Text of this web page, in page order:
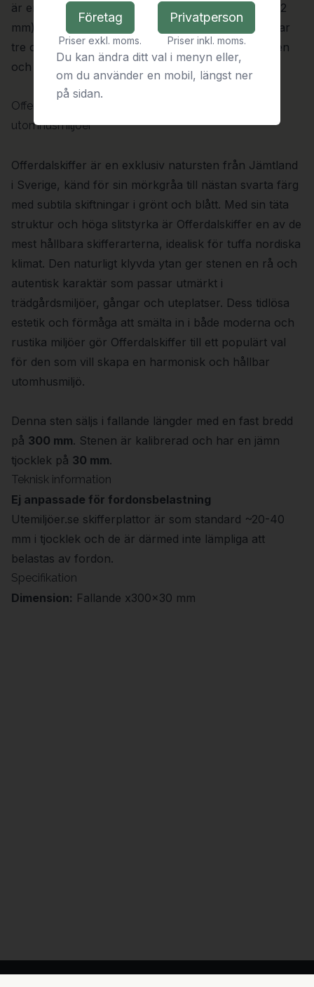
är en fin- till medelkornig bergart (korn mindre än 2
mm) som för hand klyvs till plattor. Utemiljöer.se har
tre olika sorter i standardsortimentet: Castillo, Ouren
och Offerdal.
Offerdalskiffer – Hållbar elegans för nordiska
utomhusmiljöer
Offerdalskiffer är en exklusiv natursten från Jämtland
i Sverige, känd för sin mörkgråa till nästan svarta färg
med subtila skiftningar i grönt och blått. Med sin täta
struktur och höga slitstyrka är Offerdalskiffer en av de
mest hållbara skifferarterna, idealisk för tuffa nordiska
klimat. Den naturligt klyvda ytan ger stenen en rå och
autentisk karaktär som passar utmärkt i
trädgårdsmiljöer, gångar och uteplatser. Dess tidlösa
estetik och förmåga att smälta in i både moderna och
rustika miljöer gör Offerdalskiffer till ett populärt val
för den som vill skapa en harmonisk och hållbar
utomhusmiljö.
Denna sten säljs i fallande längder med en fast bredd
på 300 mm. Stenen är kalibrerad och har en jämn
tjocklek på 30 mm.
Teknisk information
Ej anpassade för fordonsbelastning
Utemiljöer.se skifferplattor är som standard ~20-40
mm i tjocklek och de är därmed inte lämpliga att
belastas av fordon.
Specifikation
Dimension: Fallande x300x30 mm
Företag
Priser exkl. moms.
Privatperson
Priser inkl. moms.
Du kan ändra ditt val i menyn eller,
om du använder en mobil, längst ner
på sidan.